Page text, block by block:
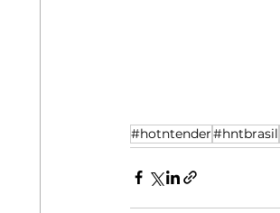
#hotntender#hntbrasil